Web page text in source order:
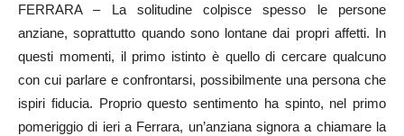
FERRARA – La solitudine colpisce spesso le persone
anziane, soprattutto quando sono lontane dai propri affetti. In
questi momenti, il primo istinto è quello di cercare qualcuno
con cui parlare e confrontarsi, possibilmente una persona che
ispiri fiducia. Proprio questo sentimento ha spinto, nel primo
pomeriggio di ieri a Ferrara, un’anziana signora a chiamare la